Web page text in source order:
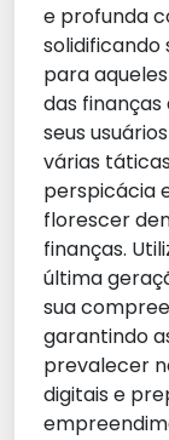
e profunda
solidificando
para
das
seus
várias
perspicácia
florescer
finanças.
última
sua
garantindo
prevalecer
digitais e